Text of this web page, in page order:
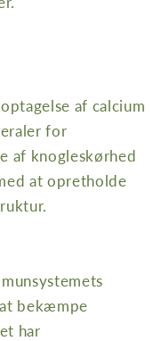
af calcium
for
af knogleskørhed
at opretholde
bekæmpe
har